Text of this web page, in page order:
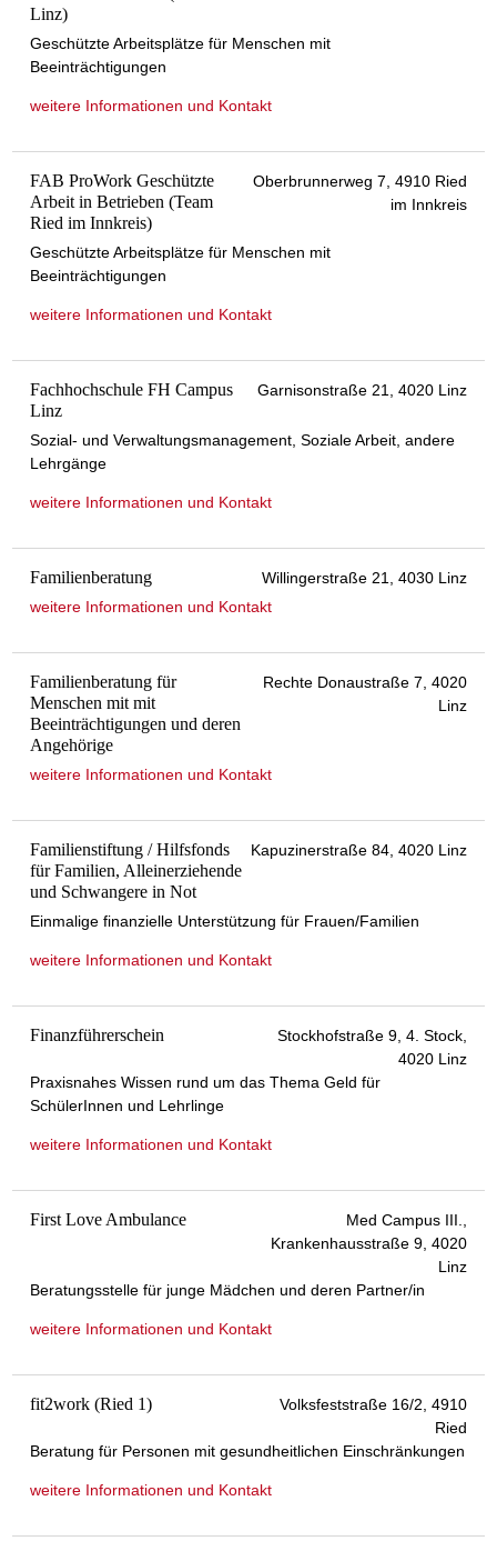
Linz)
Geschützte Arbeitsplätze für Menschen mit
Beeinträchtigungen
weitere Informationen und Kontakt
FAB ProWork Geschützte
Arbeit in Betrieben (Team
Ried im Innkreis)
Oberbrunnerweg 7, 4910 Ried
im Innkreis
Geschützte Arbeitsplätze für Menschen mit
Beeinträchtigungen
weitere Informationen und Kontakt
Fachhochschule FH Campus
Linz
Garnisonstraße 21, 4020 Linz
Sozial- und Verwaltungsmanagement, Soziale Arbeit, andere
Lehrgänge
weitere Informationen und Kontakt
Familienberatung
Willingerstraße 21, 4030 Linz
weitere Informationen und Kontakt
Familienberatung für
Menschen mit mit
Beeinträchtigungen und deren
Angehörige
Rechte Donaustraße 7, 4020
Linz
weitere Informationen und Kontakt
Familienstiftung / Hilfsfonds
für Familien, Alleinerziehende
und Schwangere in Not
Kapuzinerstraße 84, 4020 Linz
Einmalige finanzielle Unterstützung für Frauen/Familien
weitere Informationen und Kontakt
Finanzführerschein
Stockhofstraße 9, 4. Stock,
4020 Linz
Praxisnahes Wissen rund um das Thema Geld für
SchülerInnen und Lehrlinge
weitere Informationen und Kontakt
First Love Ambulance
Med Campus III.,
Krankenhausstraße 9, 4020
Linz
Beratungsstelle für junge Mädchen und deren Partner/in
weitere Informationen und Kontakt
fit2work (Ried 1)
Volksfeststraße 16/2, 4910
Ried
Beratung für Personen mit gesundheitlichen Einschränkungen
weitere Informationen und Kontakt